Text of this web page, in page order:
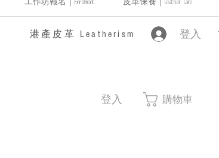
工作坊報名｜Enrolment 皮革保養｜Leather Care
登入
​港產皮革 Leatherism
登入 購物車